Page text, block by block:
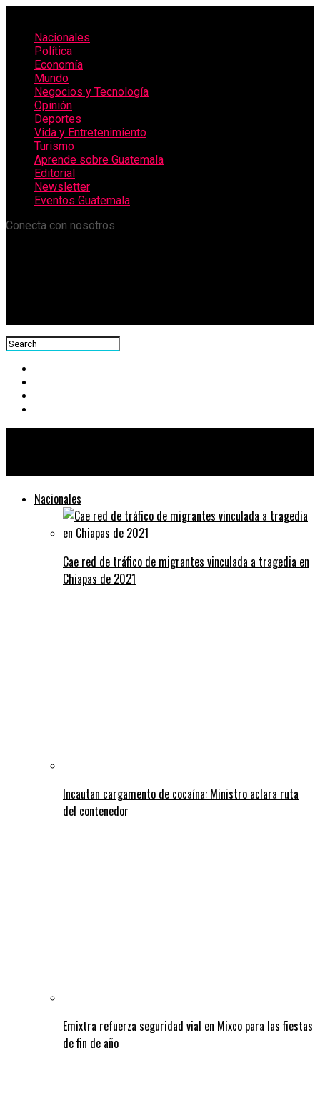
Nacionales
Política
Economía
Mundo
Negocios y Tecnología
Opinión
Deportes
Vida y Entretenimiento
Turismo
Aprende sobre Guatemala
Editorial
Newsletter
Eventos Guatemala
Conecta con nosotros
Nacionales
Cae red de tráfico de migrantes vinculada a tragedia en
Chiapas de 2021
Incautan cargamento de cocaína: Ministro aclara ruta
del contenedor
Emixtra refuerza seguridad vial en Mixco para las fiestas
de fin de año